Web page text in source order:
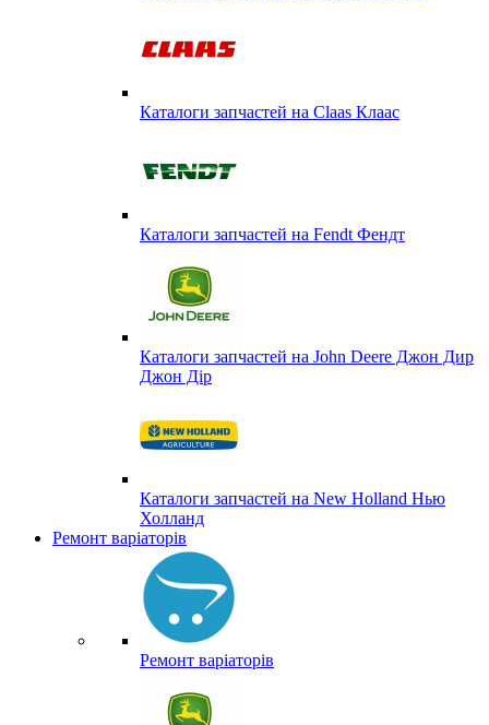
Каталоги запчастей на Claas Клаас
Каталоги запчастей на Fendt Фендт
Каталоги запчастей на John Deere Джон Дир
Джон Дір
Каталоги запчастей на New Holland Нью
Холланд
Ремонт варіаторів
Ремонт варіаторів